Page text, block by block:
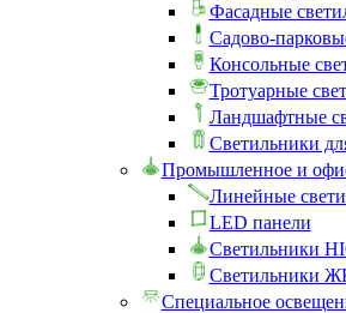
Фасадные
Садово-
Консольные
Тротуарные
Ландшафтные
Светильники
Промышленное и
Линейные
LED панели
Светильники
Светильники
Специальное